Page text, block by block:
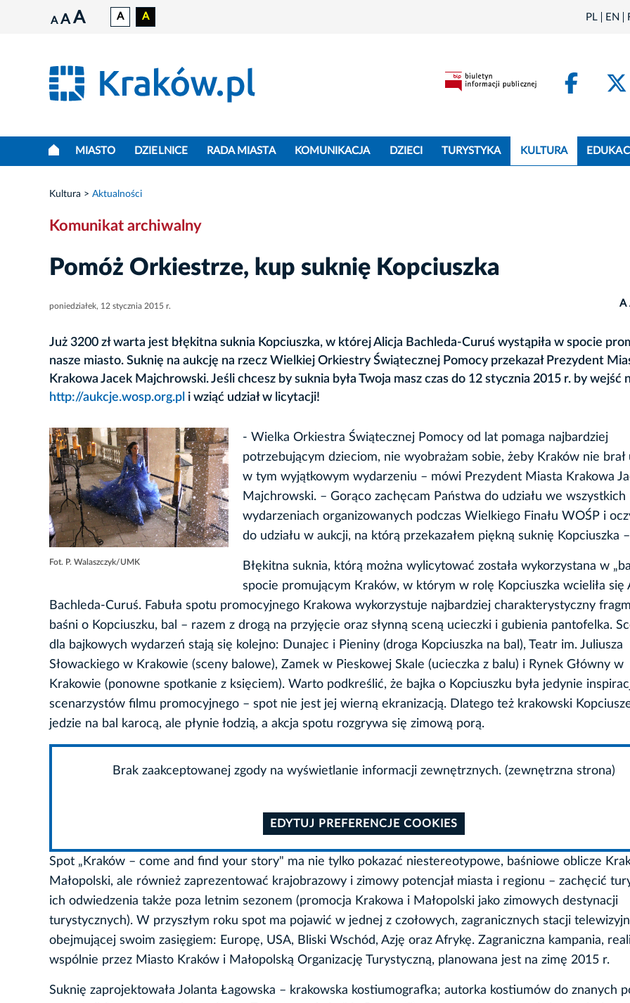
A A A A A PL EN
MIASTO DZIELNICE RADA MIASTA KOMUNIKACJA DZIECI TURYSTYKA KULTURA
Kultura Aktualności
Komunikat archiwalny
Pomóż Orkiestrze, kup suknię Kopciuszka
poniedziałek, 12 stycznia 2015 r. A
Już 3200 zł warta jest błękitna suknia Kopciuszka, w której Alicja Bachleda-Curuś wystąpiła w spocie
nasze miasto. Suknię na aukcję na rzecz Wielkiej Orkiestry Świątecznej Pomocy przekazał Prezydent
Krakowa Jacek Majchrowski. Jeśli chcesz by suknia była Twoja masz czas do 12 stycznia 2015 r. by wejść
http://aukcje.wosp.org.pl i wziąć udział w licytacji!
Fot. P. Walaszczyk/UMK
- Wielka Orkiestra Świątecznej Pomocy od lat pomaga najbardziej
potrzebującym dzieciom, nie wyobrażam sobie, żeby Kraków nie brał
w tym wyjątkowym wydarzeniu – mówi Prezydent Miasta Krakowa
Majchrowski. – Gorąco zachęcam Państwa do udziału we wszystkich
wydarzeniach organizowanych podczas Wielkiego Finału WOŚP i
do udziału w aukcji, na którą przekazałem piękną suknię Kopciuszka
Błękitna suknia, którą można wylicytować została wykorzystana w
spocie promującym Kraków, w którym w rolę Kopciuszka wcieliła się
Bachleda-Curuś. Fabuła spotu promocyjnego Krakowa wykorzystuje najbardziej charakterystyczny
baśni o Kopciuszku, bal – razem z drogą na przyjęcie oraz słynną sceną ucieczki i gubienia pantofelka.
dla bajkowych wydarzeń stają się kolejno: Dunajec i Pieniny (droga Kopciuszka na bal), Teatr im. Juliusza
Słowackiego w Krakowie (sceny balowe), Zamek w Pieskowej Skale (ucieczka z balu) i Rynek Główny w
Krakowie (ponowne spotkanie z księciem). Warto podkreślić, że bajka o Kopciuszku była jedynie
scenarzystów filmu promocyjnego – spot nie jest jej wierną ekranizacją. Dlatego też krakowski
jedzie na bal karocą, ale płynie łodzią, a akcja spotu rozgrywa się zimową porą.
Brak zaakceptowanej zgody na wyświetlanie informacji zewnętrznych. (zewnętrzna strona)
EDYTUJ PREFERENCJE COOKIES
Spot „Kraków – come and find your story" ma nie tylko pokazać niestereotypowe, baśniowe oblicze
Małopolski, ale również zaprezentować krajobrazowy i zimowy potencjał miasta i regionu – zachęcić
ich odwiedzenia także poza letnim sezonem (promocja Krakowa i Małopolski jako zimowych destynacji
turystycznych). W przyszłym roku spot ma pojawić w jednej z czołowych, zagranicznych stacji
obejmującej swoim zasięgiem: Europę, USA, Bliski Wschód, Azję oraz Afrykę. Zagraniczna kampania,
wspólnie przez Miasto Kraków i Małopolską Organizację Turystyczną, planowana jest na zimę 2015 r.
Suknię zaprojektowała Jolanta Łagowska – krakowska kostiumografka; autorka kostiumów do znanych